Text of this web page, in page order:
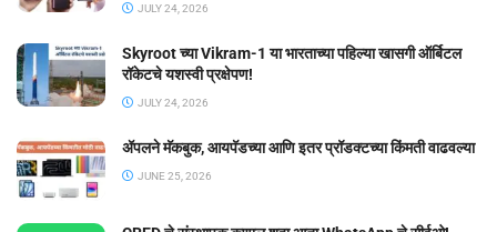
JULY 24, 2026
Skyroot च्या Vikram-1 या भारताच्या पहिल्या खासगी ऑर्बिटल
रॉकेटचे यशस्वी प्रक्षेपण!
JULY 24, 2026
ॲपलने मॅकबुक, आयपॅडच्या आणि इतर प्रॉडक्टच्या किंमती वाढवल्या
JUNE 25, 2026